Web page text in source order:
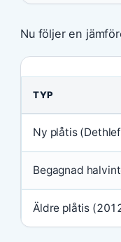
Nu följer en
TYP
Ny plåtis
Begagnad
Äldre plåtis